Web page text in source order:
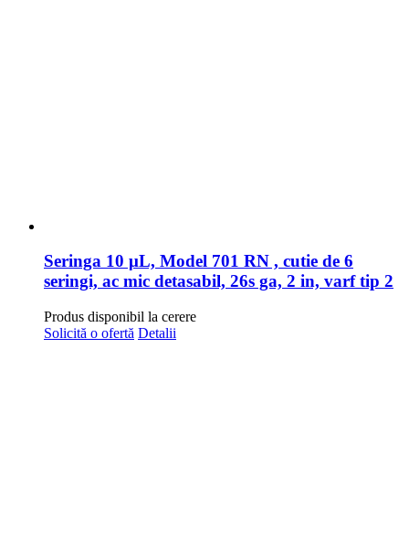
Seringa 10 μL, Model 701 RN , cutie de 6
seringi, ac mic detasabil, 26s ga, 2 in, varf tip 2
Produs disponibil la cerere
Solicită o ofertă Detalii